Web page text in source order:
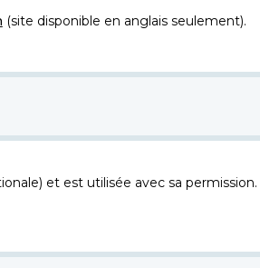
(site disponible en anglais seulement).
et est utilisée avec sa permission.